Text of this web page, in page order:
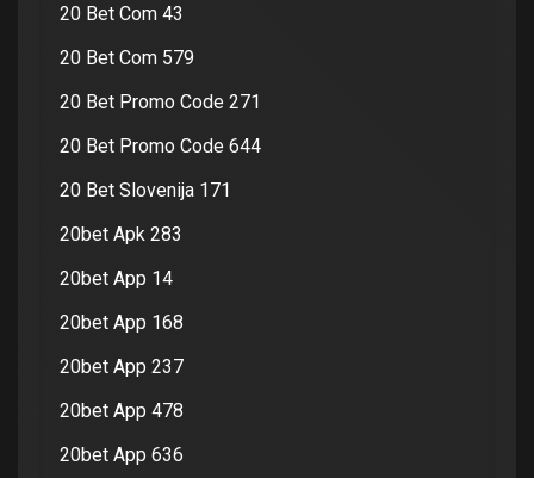
20 Bet Com 43
20 Bet Com 579
20 Bet Promo Code 271
20 Bet Promo Code 644
20 Bet Slovenija 171
20bet Apk 283
20bet App 14
20bet App 168
20bet App 237
20bet App 478
20bet App 636